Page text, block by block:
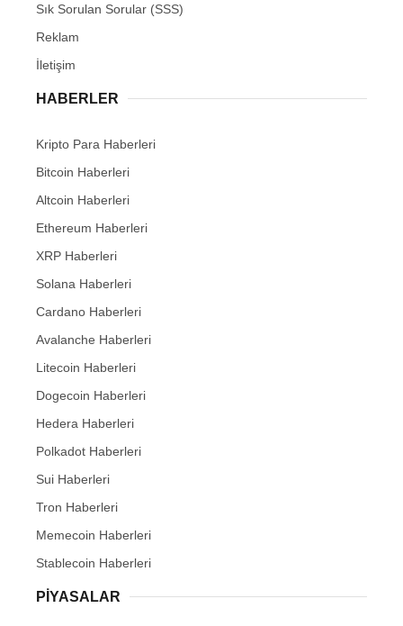
Sık Sorulan Sorular (SSS)
Reklam
İletişim
HABERLER
Kripto Para Haberleri
Bitcoin Haberleri
Altcoin Haberleri
Ethereum Haberleri
XRP Haberleri
Solana Haberleri
Cardano Haberleri
Avalanche Haberleri
Litecoin Haberleri
Dogecoin Haberleri
Hedera Haberleri
Polkadot Haberleri
Sui Haberleri
Tron Haberleri
Memecoin Haberleri
Stablecoin Haberleri
PIYASALAR